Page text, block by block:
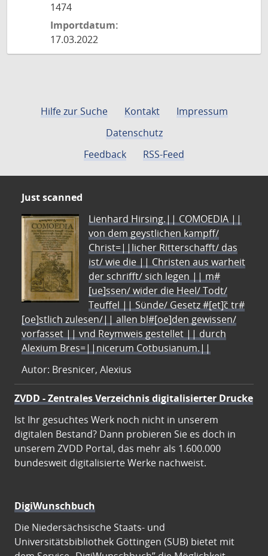
1474
Importdatum:
17.03.2022
Hilfe zur Suche Kontakt
Impressum
Datenschutz
Feedback
RSS-Feed
Just scanned
Lienhard Hirsing.|| COMOEDIA ||
von dem geystlichen kampff/
Christ=||licher Ritterschafft/ das
ist/ wie die || Christen aus warheit
der schrifft/ sich legen || m#
[ue]ssen/ wider die Heel/ Todt/
Teuffel || Sünde/ Gesetz #[et]c̃ tr#
[oe]stlich zulesen/|| allen bl#[oe]den gewissen/
vorfasset || vnd Reymweis gestellet || durch
Alexium Bres=||nicerum Cotbusianum.||
Autor: Bresnicer, Alexius
ZVDD - Zentrales Verzeichnis digitalisierter Drucke
Ist Ihr gesuchtes Werk noch nicht in unserem
digitalen Bestand? Dann probieren Sie es doch in
unserem ZVDD Portal, das mehr als 1.600.000
bundesweit digitalisierte Werke nachweist.
DigiWunschbuch
Die Niedersächsische Staats- und
Universitätsbibliothek Göttingen (SUB) bietet mit